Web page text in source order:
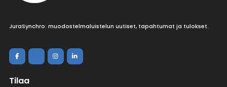
JuraSynchro: muodostelmaluistelun uutiset, tapahtumat ja tulokset.
Tilaa